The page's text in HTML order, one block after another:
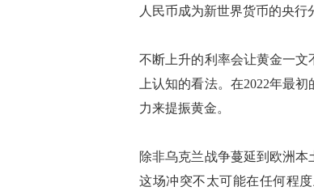
人民币成为新世界货币的央行
不断上升的利率会让黄金一文
上认知的看法。在2022年最
力来提振黄金。
除非乌克兰战争蔓延到欧洲
这场冲突不太可能在任何程